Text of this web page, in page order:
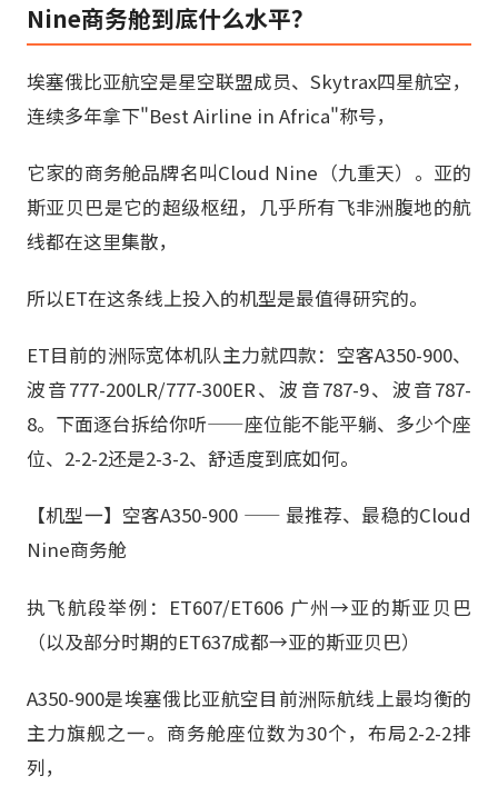
Nine商务舱到底什么水平？
埃塞俄比亚航空是星空联盟成员、Skytrax四星航空，
连续多年拿下"Best Airline in Africa"称号，
它家的商务舱品牌名叫Cloud Nine（九重天）。亚的
斯亚贝巴是它的超级枢纽，几乎所有飞非洲腹地的航
线都在这里集散，
所以ET在这条线上投入的机型是最值得研究的。
ET目前的洲际宽体机队主力就四款：空客A350-900、
波音777-200LR/777-300ER、波音787-9、波音787-
8。下面逐台拆给你听——座位能不能平躺、多少个座
位、2-2-2还是2-3-2、舒适度到底如何。
【机型一】空客A350-900 —— 最推荐、最稳的Cloud
Nine商务舱
执飞航段举例：ET607/ET606 广州→亚的斯亚贝巴
（以及部分时期的ET637成都→亚的斯亚贝巴）
A350-900是埃塞俄比亚航空目前洲际航线上最均衡的
主力旗舰之一。商务舱座位数为30个，布局2-2-2排
列，